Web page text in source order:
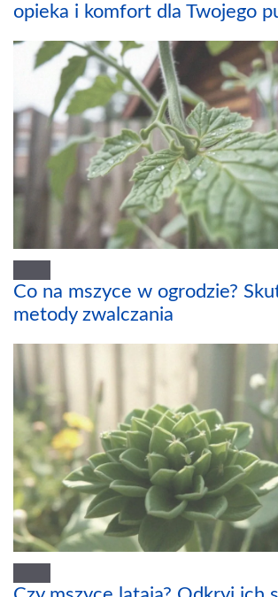
opieka i komfort dla Twojego
Co na mszyce w ogrodzie?
metody zwalczania